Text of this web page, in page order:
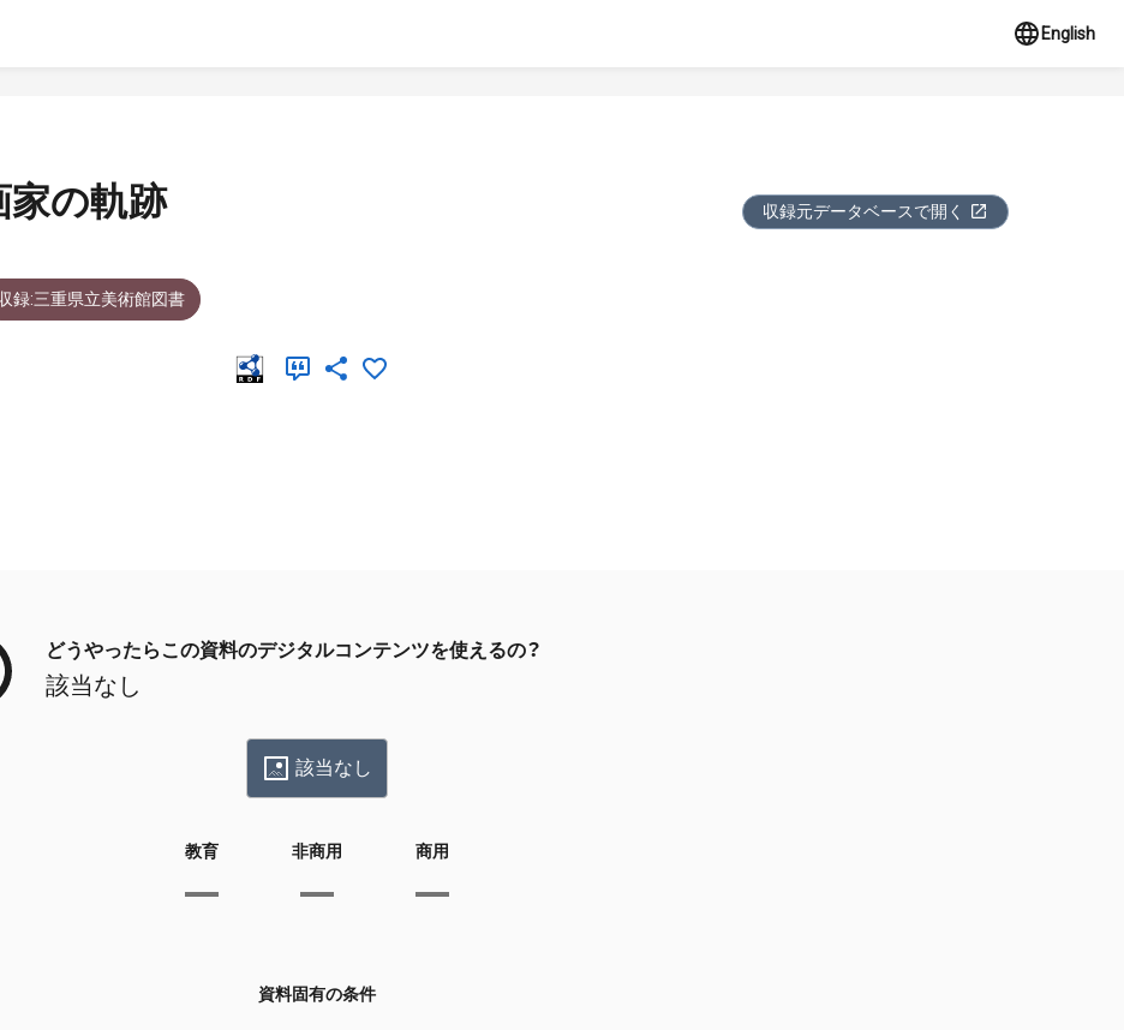
English
の軌跡 収録元データベースで開く
録:三重県立美術館図書
どうやったらこの資料のデジタルコンテンツを使えるの？
該当なし
該当なし
教育 非商用 商用
資料固有の条件